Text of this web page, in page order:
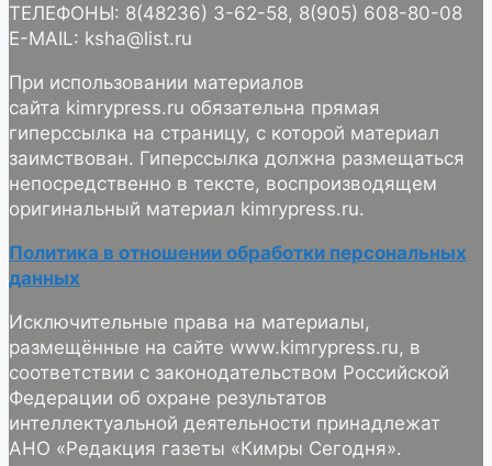
ТЕЛЕФОНЫ: 8(48236) 3-62-58, 8(905) 608-80-08
E-MAIL: ksha@list.ru
При использовании материалов
сайта kimrypress.ru обязательна прямая
гиперссылка на страницу, с которой материал
заимствован. Гиперссылка должна размещаться
непосредственно в тексте, воспроизводящем
оригинальный материал kimrypress.ru.
Политика в отношении обработки персональных
данных
Исключительные права на материалы,
размещённые на сайте www.kimrypress.ru, в
соответствии с законодательством Российской
Федерации об охране результатов
интеллектуальной деятельности принадлежат
АНО «Редакция газеты «Кимры Сегодня».